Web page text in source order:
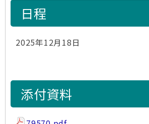
日程
2025年12月18日
添付資料